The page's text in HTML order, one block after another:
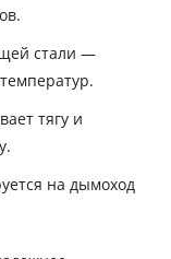
стали —
тягу и
на дымоход